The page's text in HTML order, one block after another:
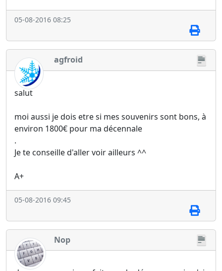
05-08-2016 08:25
agfroid
salut
moi aussi je dois etre si mes souvenirs sont bons, à
environ 1800€ pour ma décennale
.
Je te conseille d'aller voir ailleurs ^^
A+
05-08-2016 09:45
Nop